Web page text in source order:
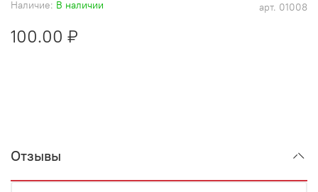
арт. 01008
Наличие: В наличии
100.00 ₽
Отзывы